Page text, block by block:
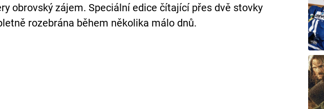
obrovský zájem. Speciální edice čítající přes dvě stovky
rozebrána během několika málo dnů.